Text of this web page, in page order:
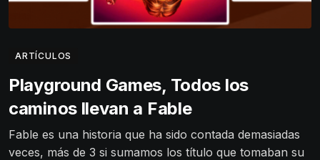
ARTÍCULOS
Playground Games, Todos los
caminos llevan a Fable
Fable es una historia que ha sido contada demasiadas
veces, más de 3 si sumamos los título que tomaban su